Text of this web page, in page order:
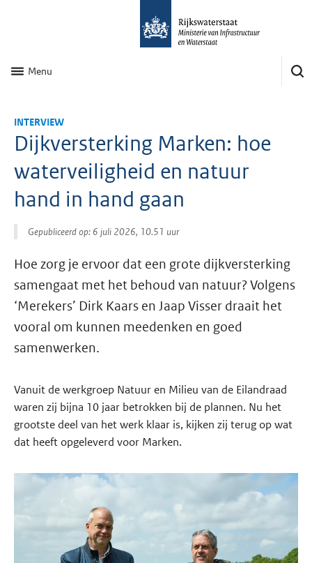
Menu
INTERVIEW
Dijkversterking Marken: hoe
waterveiligheid en natuur
hand in hand gaan
Gepubliceerd op: 6 juli 2026, 10.51 uur
Hoe zorg je ervoor dat een grote dijkversterking
samengaat met het behoud van natuur? Volgens
‘Merekers’ Dirk Kaars en Jaap Visser draait het
vooral om kunnen meedenken en goed
samenwerken.
Vanuit de werkgroep Natuur en Milieu van de Eilandraad
waren zij bijna 10 jaar betrokken bij de plannen. Nu het
grootste deel van het werk klaar is, kijken zij terug op wat
dat heeft opgeleverd voor Marken.